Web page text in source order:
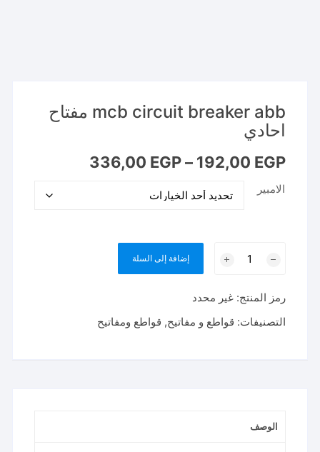
mcb circuit breaker abb مفتاح
احادي
192,00 EGP
–
336,00 EGP
الامبير
breaker
abb
إضافة إلى السلة
رمز المنتج:غير محدد
التصنيفات: قواطع و مفاتيح, قواطع ومفاتيح
الوصف